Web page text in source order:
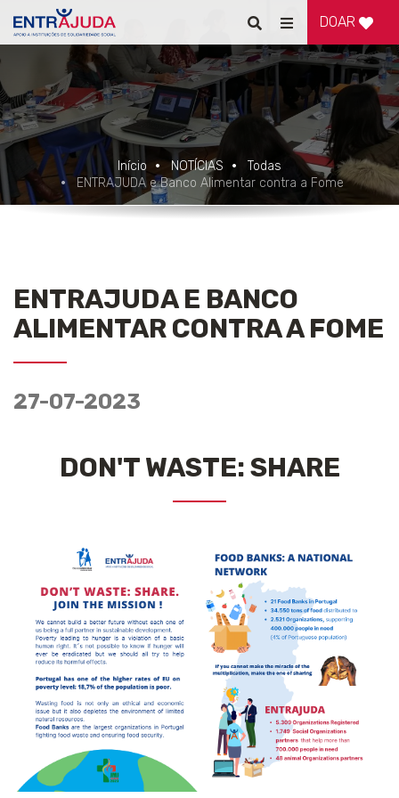
Pesquisar
Alternar
de
navegação
DOAR
Início NOTÍCIAS
Todas
ENTRAJUDA e Banco Alimentar contra a Fome
ENTRAJUDA E BANCO
ALIMENTAR CONTRA A FOME
27-07-2023
DON'T WASTE: SHARE